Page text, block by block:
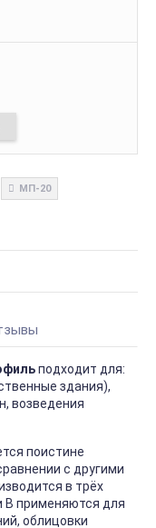
МП-20
подходит для:
здания),
возведения
поистине
с другими
в трёх
В применяются для
облицовки